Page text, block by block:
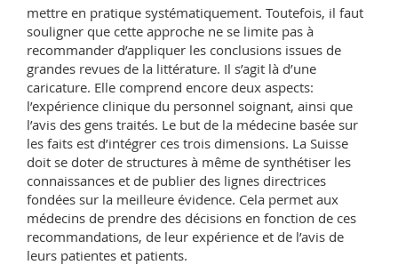
mettre en pratique systématiquement. Toutefois, il faut
souligner que cette approche ne se limite pas à
recommander d’appliquer les conclusions issues de
grandes revues de la littérature. Il s’agit là d’une
caricature. Elle comprend encore deux aspects:
l’expérience clinique du personnel soignant, ainsi que
l’avis des gens traités. Le but de la médecine basée sur
les faits est d’intégrer ces trois dimensions. La Suisse
doit se doter de structures à même de synthétiser les
connaissances et de publier des lignes directrices
fondées sur la meilleure évidence. Cela permet aux
médecins de prendre des décisions en fonction de ces
recommandations, de leur expérience et de l’avis de
leurs patientes et patients.